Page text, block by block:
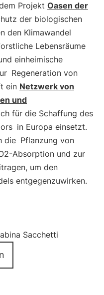
Projekt Oasen der
der biologischen
den Klimawandel
Lebensräume
einheimische
Regeneration von
ein Netzwerk von
und
für die Schaffung des
in Europa einsetzt.
die Pflanzung von
Absorption und zur
um den
entgegenzuwirken.
Sacchetti